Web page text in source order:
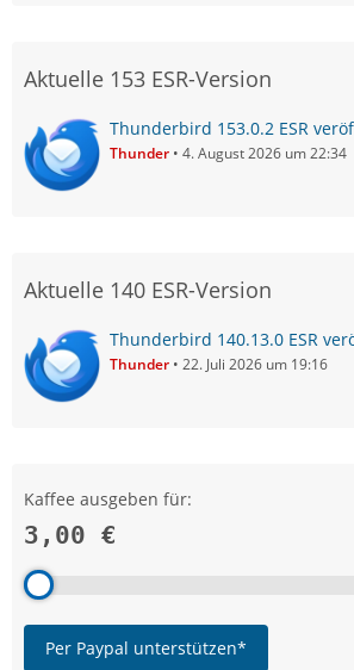
Aktuelle 153 ESR-Version
Thunderbird 153.0.2 ESR
Thunder 4. August 2026 um 22:34
Aktuelle 140 ESR-Version
Thunderbird 140.13.0 ESR
Thunder 22. Juli 2026 um 19:16
Kaffee ausgeben für:
3,00 €
Per Paypal unterstützen*